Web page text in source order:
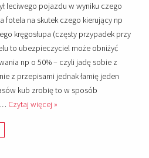
leciwego pojazdu w wyniku czego
fotela na skutek czego kierujący np
kręgosłupa (częsty przypadek przy
to ubezpieczyciel może obniżyć
np o 50% – czyli jadę sobie z
z przepisami jednak łamię jeden
kub zrobię to w sposób
… Czytaj więcej »